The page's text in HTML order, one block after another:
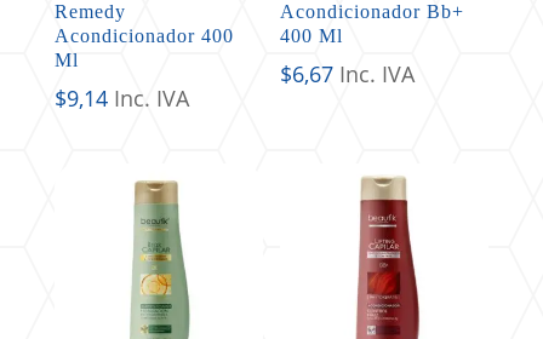
Remedy
Acondicionador 400
Ml
$9,14 Inc. IVA
Acondicionador Bb+
400 Ml
$6,67 Inc. IVA